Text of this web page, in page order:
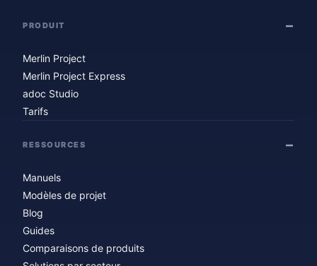
PRODUIT
Merlin Project
Merlin Project Express
adoc Studio
Tarifs
RESSOURCES
Manuels
Modèles de projet
Blog
Guides
Comparaisons de produits